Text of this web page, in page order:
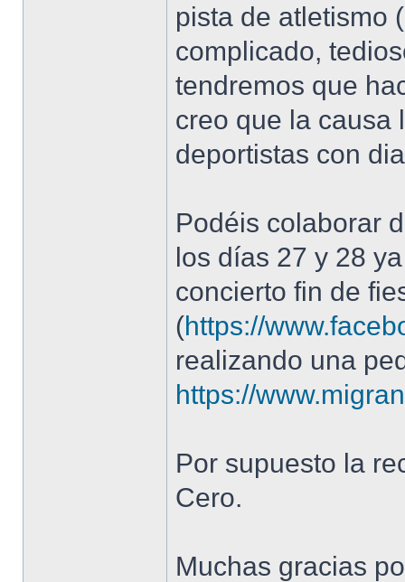
pista de atletismo
complicado,
tendremos que
creo que la causa
deportistas con
Podéis colaborar
los días 27 y 28
concierto fin de
(https://
realizando una
https://
Por supuesto la
Cero.
Muchas gracias